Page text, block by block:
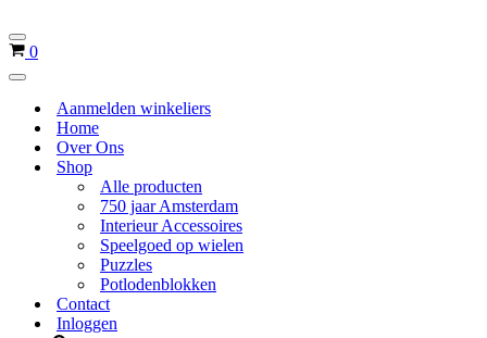
Navigatie
Menu
Winkelwagen
0
Navigatie
Aanmelden winkeliers
Home
Over Ons
Shop
Alle producten
750 jaar Amsterdam
Interieur Accessoires
Speelgoed op wielen
Puzzles
Potlodenblokken
Contact
Inloggen